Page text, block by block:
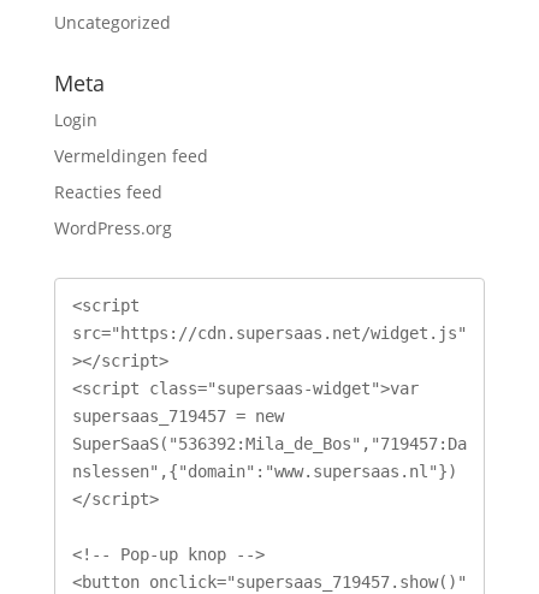
Uncategorized
Meta
Login
Vermeldingen feed
Reacties feed
WordPress.org
<script
src="https://cdn.supersaas.net/widget.js"
></script>
<script class="supersaas-widget">var
supersaas_719457 = new
SuperSaaS("536392:Mila_de_Bos","719457:Da
nslessen",{"domain":"www.supersaas.nl"})
</script>
<!-- Pop-up knop -->
<button onclick="supersaas_719457.show()"